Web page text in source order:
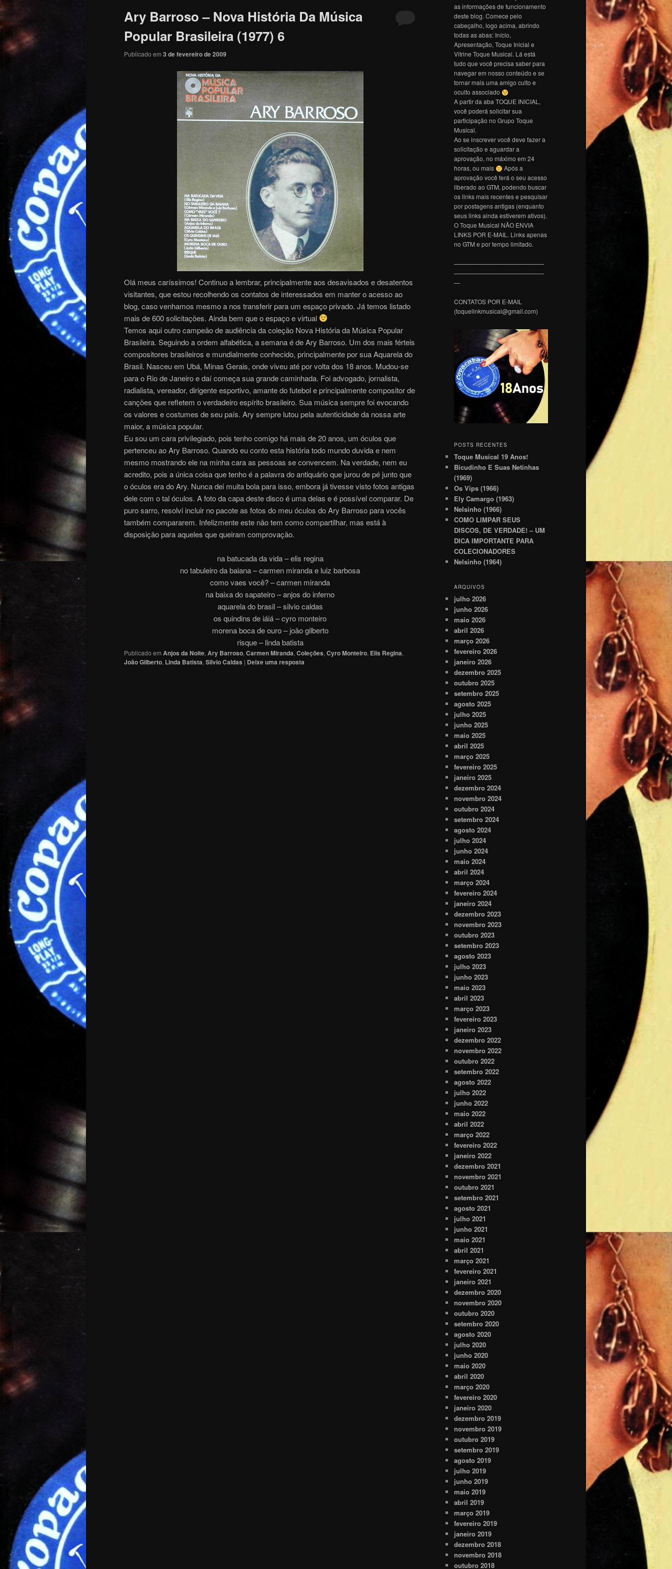
Ary Barroso – Nova História Da Música
Popular Brasileira (1977) 6
Publicado em 3 de fevereiro de 2009
Olá meus caríssimos! Continuo a lembrar, principalmente aos desavisados e desatentos
visitantes, que estou recolhendo os contatos de interessados em manter o acesso ao
blog, caso venhamos mesmo a nos transferir para um espaço privado. Já temos listado
mais de 600 solicitações. Ainda bem que o espaço e virtual
Temos aqui outro campeão de audiência da coleção Nova História da Música Popular
Brasileira. Seguindo a ordem alfabética, a semana é de Ary Barroso. Um dos mais férteis
compositores brasileiros e mundialmente conhecido, principalmente por sua Aquarela do
Brasil. Nasceu em Ubá, Minas Gerais, onde viveu até por volta dos 18 anos. Mudou-se
para o Rio de Janeiro e daí começa sua grande caminhada. Foi advogado, jornalista,
radialista, vereador, dirigente esportivo, amante do futebol e principalmente compositor de
canções que refletem o verdadeiro espírito brasileiro. Sua música sempre foi evocando
os valores e costumes de seu país. Ary sempre lutou pela autenticidade da nossa arte
maior, a música popular.
Eu sou um cara privilegiado, pois tenho comigo há mais de 20 anos, um óculos que
pertenceu ao Ary Barroso. Quando eu conto esta história todo mundo duvida e nem
mesmo mostrando ele na minha cara as pessoas se convencem. Na verdade, nem eu
acredito, pois a única coisa que tenho é a palavra do antiquário que jurou de pé junto que
o óculos era do Ary. Nunca dei muita bola para isso, embora já tivesse visto fotos antigas
dele com o tal óculos. A foto da capa deste disco é uma delas e é possível comparar. De
puro sarro, resolvi incluir no pacote as fotos do meu óculos do Ary Barroso para vocês
também compararem. Infelizmente este não tem como compartilhar, mas está à
disposição para aqueles que queiram comprovação.
na batucada da vida – elis regina
no tabuleiro da baiana – carmen miranda e luiz barbosa
como vaes você? – carmen miranda
na baixa do sapateiro – anjos do inferno
aquarela do brasil – silvio caldas
os quindins de iáiá – cyro monteiro
morena boca de ouro – joão gilberto
risque – linda batista
Publicado em Anjos da Noite, Ary Barroso, Carmen Miranda, Coleções, Cyro Monteiro, Elis Regina,
João Gilberto, Linda Batista, Silvio Caldas | Deixe uma resposta
as informações de funcionamento
deste blog. Comece pelo
cabeçalho, logo acima, abrindo
todas as abas: Início,
Apresentação, Toque Inicial e
Vitrine Toque Musical. Lá está
tudo que você precisa saber para
navegar em nosso conteúdo e se
tornar mais uma amigo culto e
oculto associado
A partir da aba TOQUE INICIAL,
você poderá solicitar sua
participação no Grupo Toque
Musical.
Ao se inscrever você deve fazer a
solicitação e aguardar a
aprovação, no máximo em 24
horas, ou mais
Após a
aprovação você terá o seu acesso
liberado ao GTM, podendo buscar
os links mais recentes e pesquisar
por postagens antigas (enquanto
seus links ainda estiverem ativos).
O Toque Musical NÃO ENVIA
LINKS POR E-MAIL. Links apenas
no GTM e por tempo limitado.
———————————————
———————————————
—
CONTATOS POR E-MAIL
(toquelinkmusical@gmail.com)
POSTS RECENTES
Toque Musical 19 Anos!
Bicudinho E Suas Netinhas
(1969)
Os Vips (1966)
Ely Camargo (1963)
Nelsinho (1966)
COMO LIMPAR SEUS
DISCOS, DE VERDADE! – UM
DICA IMPORTANTE PARA
COLECIONADORES
Nelsinho (1964)
ARQUIVOS
julho 2026
junho 2026
maio 2026
abril 2026
março 2026
fevereiro 2026
janeiro 2026
dezembro 2025
outubro 2025
setembro 2025
agosto 2025
julho 2025
junho 2025
maio 2025
abril 2025
março 2025
fevereiro 2025
janeiro 2025
dezembro 2024
novembro 2024
outubro 2024
setembro 2024
agosto 2024
julho 2024
junho 2024
maio 2024
abril 2024
março 2024
fevereiro 2024
janeiro 2024
dezembro 2023
novembro 2023
outubro 2023
setembro 2023
agosto 2023
julho 2023
junho 2023
maio 2023
abril 2023
março 2023
fevereiro 2023
janeiro 2023
dezembro 2022
novembro 2022
outubro 2022
setembro 2022
agosto 2022
julho 2022
junho 2022
maio 2022
abril 2022
março 2022
fevereiro 2022
janeiro 2022
dezembro 2021
novembro 2021
outubro 2021
setembro 2021
agosto 2021
julho 2021
junho 2021
maio 2021
abril 2021
março 2021
fevereiro 2021
janeiro 2021
dezembro 2020
novembro 2020
outubro 2020
setembro 2020
agosto 2020
julho 2020
junho 2020
maio 2020
abril 2020
março 2020
fevereiro 2020
janeiro 2020
dezembro 2019
novembro 2019
outubro 2019
setembro 2019
agosto 2019
julho 2019
junho 2019
maio 2019
abril 2019
março 2019
fevereiro 2019
janeiro 2019
dezembro 2018
novembro 2018
outubro 2018